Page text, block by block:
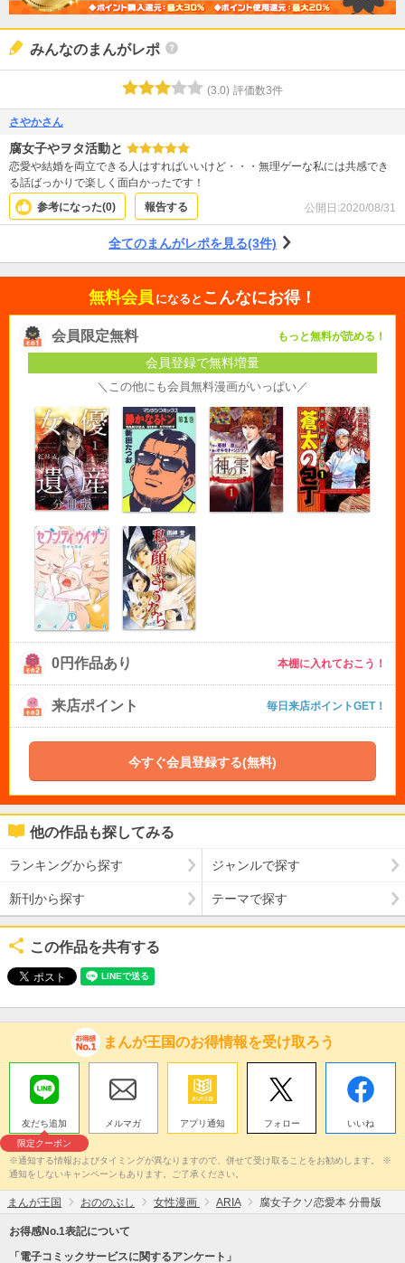
みんなのまんがレポ
(3.0) 評価数3件
さやかさん
腐女子やヲタ活動と
恋愛や結婚を両立できる人はすればいいけど・・・無理ゲーな私には共感でき
る話ばっかりで楽しく面白かったです！
参考になった(0) 報告する 公開日:2020/08/31
全てのまんがレポを見る(3件)
無料会員 になると こんなにお得！
会員限定無料 もっと無料が読める！
会員登録で無料増量
＼この他にも会員無料漫画がいっぱい／
0円作品あり 本棚に入れておこう！
来店ポイント 毎日来店ポイントGET！
今すぐ会員登録する(無料)
他の作品も探してみる
ランキングから探す ジャンルで探す
新刊から探す テーマで探す
この作品を共有する
まんが王国のお得情報を受け取ろう
友だち追加
限定クーポン
メルマガ アプリ通知 フォロー いいね
※通知する情報およびタイミングが異なりますので、併せて受け取ることをお勧めします。 ※
通知をしないキャンペーンもあります。ご了承ください。
まんが王国 おののぶし 女性漫画 ARIA 腐女子クソ恋愛本 分冊版
お得感No.1表記について
「電子コミックサービスに関するアンケート」